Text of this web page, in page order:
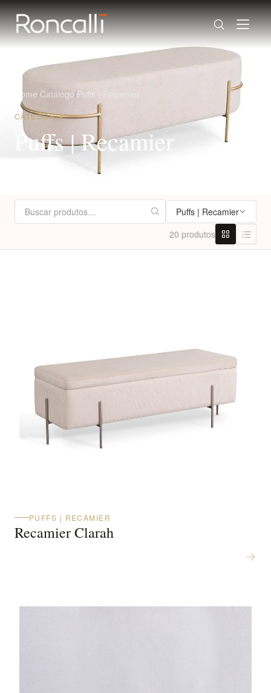
Home/Catálogo/Puffs | Recamier
CATEGORIA
Puffs | Recamier
Puffs | Recamier
20 produtos
PUFFS | RECAMIER
Recamier Clarah